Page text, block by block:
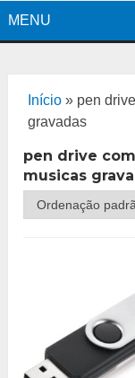
MENU
Início » pen
gravadas
pen drive
musicas